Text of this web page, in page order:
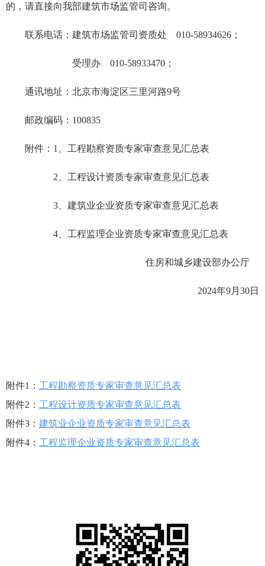
的，请直接向我部建筑市场监管司咨询。
联系电话：建筑市场监管司资质处 010-58934626；
受理办 010-58933470；
通讯地址：北京市海淀区三里河路9号
邮政编码：100835
附件：1、工程勘察资质专家审查意见汇总表
2、工程设计资质专家审查意见汇总表
3、建筑业企业资质专家审查意见汇总表
4、工程监理企业资质专家审查意见汇总表
住房和城乡建设部办公厅
2024年9月30日
附件1： 工程勘察资质专家审查意见汇总表
附件2： 工程设计资质专家审查意见汇总表
附件3： 建筑业企业资质专家审查意见汇总表
附件4： 工程监理企业资质专家审查意见汇总表